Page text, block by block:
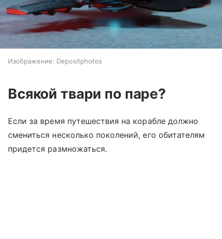
Изображение: Depositphotos
Всякой твари по паре?
Если за время путешествия на корабле должно
смениться несколько поколений, его обитателям
придется размножаться.